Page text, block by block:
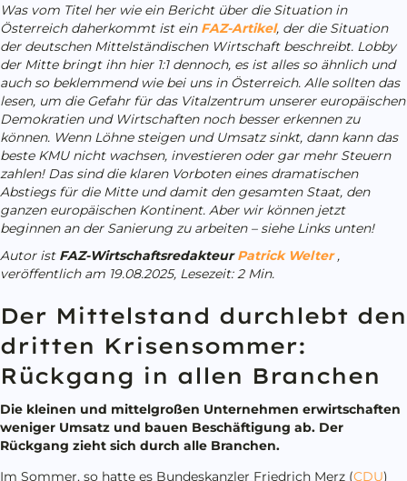
Was vom Titel her wie ein Bericht über die Situation in
Österreich daherkommt ist ein FAZ-Artikel, der die Situation
der deutschen Mittelständischen Wirtschaft beschreibt. Lobby
der Mitte bringt ihn hier 1:1 dennoch, es ist alles so ähnlich und
auch so beklemmend wie bei uns in Österreich. Alle sollten das
lesen, um die Gefahr für das Vitalzentrum unserer europäischen
Demokratien und Wirtschaften noch besser erkennen zu
können. Wenn Löhne steigen und Umsatz sinkt, dann kann das
beste KMU nicht wachsen, investieren oder gar mehr Steuern
zahlen! Das sind die klaren Vorboten eines dramatischen
Abstiegs für die Mitte und damit den gesamten Staat, den
ganzen europäischen Kontinent. Aber wir können jetzt
beginnen an der Sanierung zu arbeiten – siehe Links unten!
Autor ist FAZ-WirtschaftsredakteurPatrick Welter,
veröffentlich am 19.08.2025, Lesezeit:2 Min.
Der Mittelstand durchlebt den
dritten Krisensommer:
Rückgang in allen Branchen
Die kleinen und mittelgroßen Unternehmen erwirtschaften
weniger Umsatz und bauen Beschäftigung ab. Der
Rückgang zieht sich durch alle Branchen.
Im Sommer, so hatte es Bundeskanzler Friedrich Merz (CDU)